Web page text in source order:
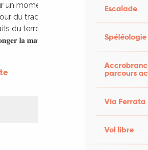
Escalade
Spéléologie
parcours
Via Ferrata
Vol libre
un moment chaleureux et
du traditionnel marché aux
du terroir. 𝐏𝐨𝐮𝐫 𝐜𝐞𝐮𝐱 𝐪𝐮𝐢
𝐥𝐚 𝐦𝐚𝐭𝐢𝐧𝐞́𝐞, 𝐢𝐥 𝐬𝐞𝐫𝐚 𝐩𝐨𝐬𝐬𝐢𝐛𝐥𝐞 𝐝𝐞